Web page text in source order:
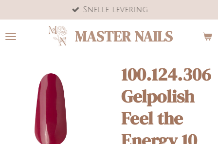
direct
naar
MASTER NAILS
Snelle levering
100.124.306
Gelpolish
Feel the